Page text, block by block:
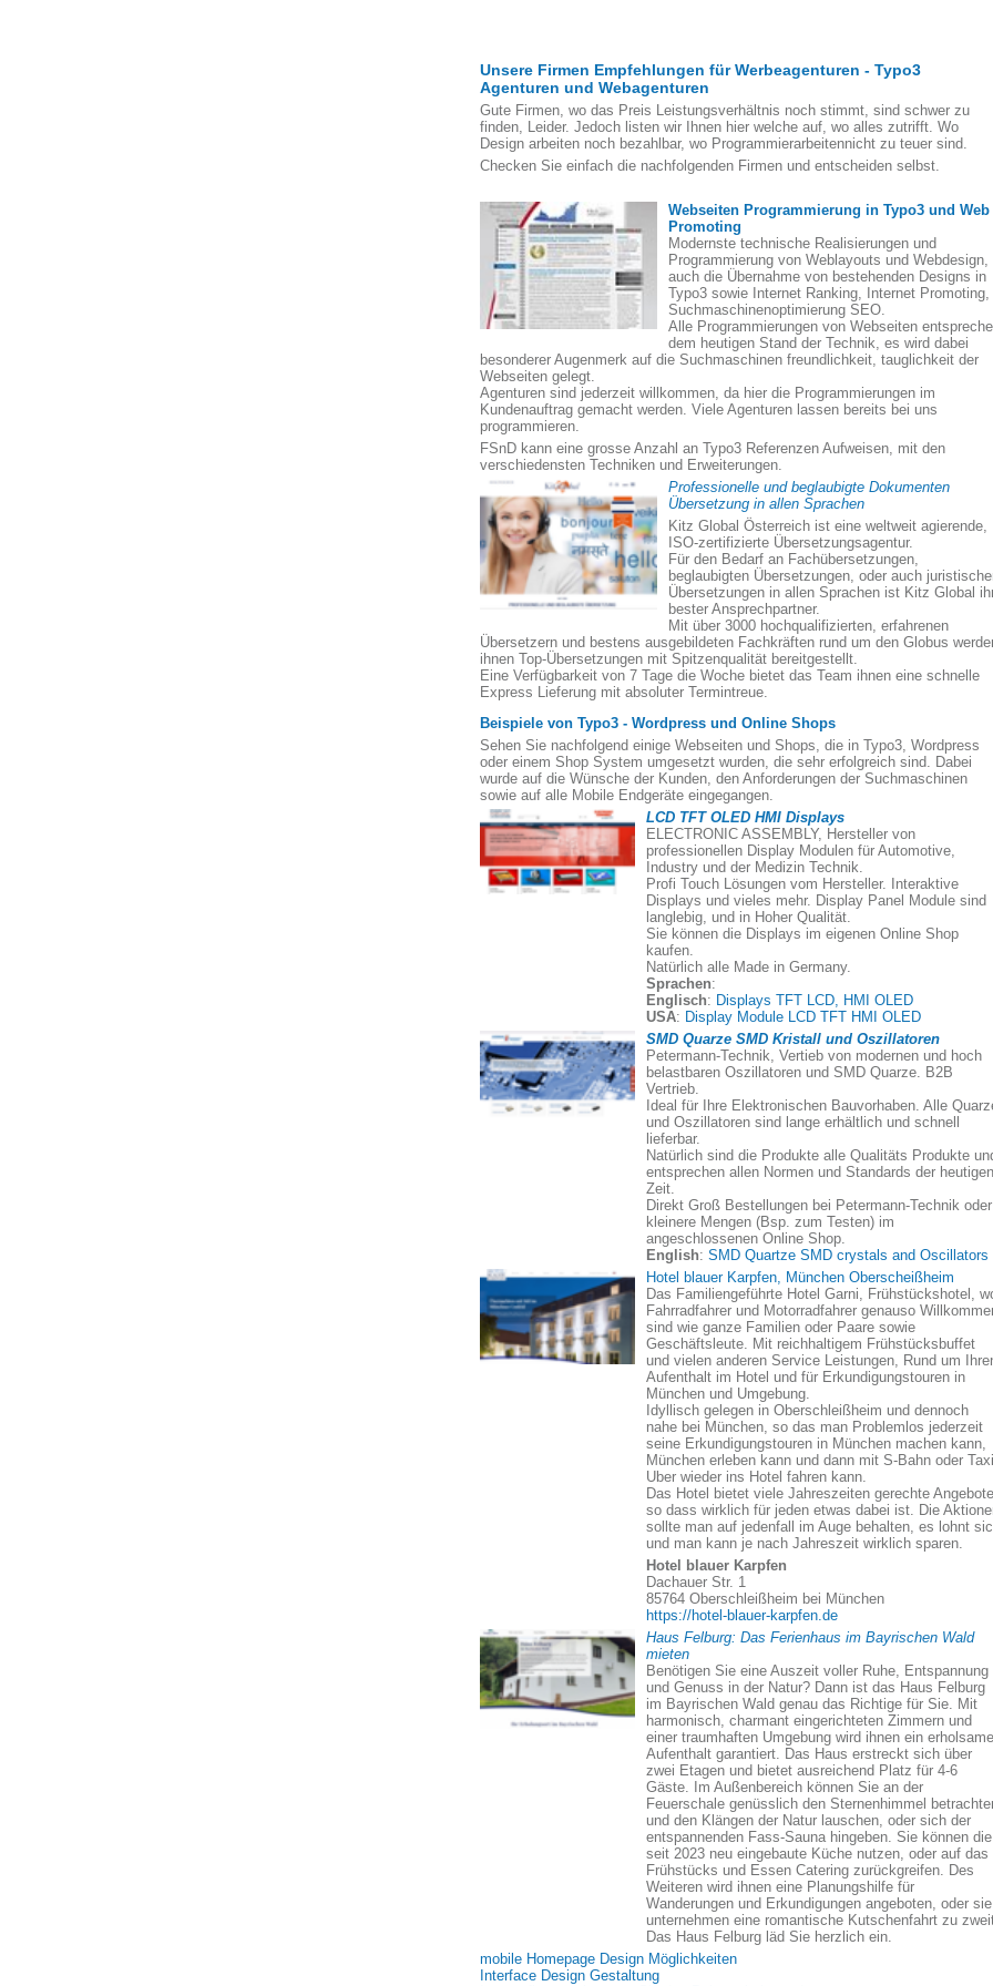
Unsere Firmen Empfehlungen für Werbeagenturen - Typo3
Agenturen und Webagenturen
Gute Firmen, wo das Preis Leistungsverhältnis noch stimmt, sind schwer zu
finden, Leider. Jedoch listen wir Ihnen hier welche auf, wo alles zutrifft. Wo
Design arbeiten noch bezahlbar, wo Programmierarbeitennicht zu teuer sind.
Checken Sie einfach die nachfolgenden Firmen und entscheiden selbst.
Webseiten Programmierung in Typo3 und Web
Promoting
Modernste technische Realisierungen und
Programmierung von Weblayouts und Webdesign,
auch die Übernahme von bestehenden Designs in
Typo3 sowie Internet Ranking, Internet Promoting,
Suchmaschinenoptimierung SEO.
Alle Programmierungen von Webseiten
dem heutigen Stand der Technik, es wird dabei
besonderer Augenmerk auf die Suchmaschinen freundlichkeit, tauglichkeit der
Webseiten gelegt.
Agenturen sind jederzeit willkommen, da hier die Programmierungen im
Kundenauftrag gemacht werden. Viele Agenturen lassen bereits bei uns
programmieren.
FSnD kann eine grosse Anzahl an Typo3 Referenzen Aufweisen, mit den
verschiedensten Techniken und Erweiterungen.
Professionelle und beglaubigte Dokumenten
Übersetzung in allen Sprachen
Kitz Global Österreich ist eine weltweit agierende,
ISO-zertifizierte Übersetzungsagentur.
Für den Bedarf an Fachübersetzungen,
beglaubigten Übersetzungen, oder auch
Übersetzungen in allen Sprachen ist Kitz Global
bester Ansprechpartner.
Mit über 3000 hochqualifizierten, erfahrenen
Übersetzern und bestens ausgebildeten Fachkräften rund um den Globus
ihnen Top-Übersetzungen mit Spitzenqualität bereitgestellt.
Eine Verfügbarkeit von 7 Tage die Woche bietet das Team ihnen eine schnelle
Express Lieferung mit absoluter Termintreue.
Beispiele von Typo3 - Wordpress und Online Shops
Sehen Sie nachfolgend einige Webseiten und Shops, die in Typo3, Wordpress
oder einem Shop System umgesetzt wurden, die sehr erfolgreich sind. Dabei
wurde auf die Wünsche der Kunden, den Anforderungen der Suchmaschinen
sowie auf alle Mobile Endgeräte eingegangen.
LCD TFT OLED HMI Displays
ELECTRONIC ASSEMBLY, Hersteller von
professionellen Display Modulen für Automotive,
Industry und der Medizin Technik.
Profi Touch Lösungen vom Hersteller. Interaktive
Displays und vieles mehr. Display Panel Module sind
langlebig, und in Hoher Qualität.
Sie können die Displays im eigenen Online Shop
kaufen.
Natürlich alle Made in Germany.
Sprachen:
Englisch: Displays TFT LCD, HMI OLED
USA: Display Module LCD TFT HMI OLED
SMD Quarze SMD Kristall und Oszillatoren
Petermann-Technik, Vertieb von modernen und hoch
belastbaren Oszillatoren und SMD Quarze. B2B
Vertrieb.
Ideal für Ihre Elektronischen Bauvorhaben. Alle
und Oszillatoren sind lange erhältlich und schnell
lieferbar.
Natürlich sind die Produkte alle Qualitäts Produkte
entsprechen allen Normen und Standards der heutigen
Zeit.
Direkt Groß Bestellungen bei Petermann-Technik oder
kleinere Mengen (Bsp. zum Testen) im
angeschlossenen Online Shop.
English: SMD Quartze SMD crystals and Oscillators
Hotel blauer Karpfen, München Oberscheißheim
Das Familiengeführte Hotel Garni, Frühstückshotel,
Fahrradfahrer und Motorradfahrer genauso
sind wie ganze Familien oder Paare sowie
Geschäftsleute. Mit reichhaltigem Frühstücksbuffet
und vielen anderen Service Leistungen, Rund um
Aufenthalt im Hotel und für Erkundigungstouren in
München und Umgebung.
Idyllisch gelegen in Oberschleißheim und dennoch
nahe bei München, so das man Problemlos jederzeit
seine Erkundigungstouren in München machen kann,
München erleben kann und dann mit S-Bahn oder
Uber wieder ins Hotel fahren kann.
Das Hotel bietet viele Jahreszeiten gerechte
so dass wirklich für jeden etwas dabei ist. Die
sollte man auf jedenfall im Auge behalten, es lohnt
und man kann je nach Jahreszeit wirklich sparen.
Hotel blauer Karpfen
Dachauer Str. 1
85764 Oberschleißheim bei München
https://hotel-blauer-karpfen.de
Haus Felburg: Das Ferienhaus im Bayrischen Wald
mieten
Benötigen Sie eine Auszeit voller Ruhe, Entspannung
und Genuss in der Natur? Dann ist das Haus Felburg
im Bayrischen Wald genau das Richtige für Sie. Mit
harmonisch, charmant eingerichteten Zimmern und
einer traumhaften Umgebung wird ihnen ein
Aufenthalt garantiert. Das Haus erstreckt sich über
zwei Etagen und bietet ausreichend Platz für 4-6
Gäste. Im Außenbereich können Sie an der
Feuerschale genüsslich den Sternenhimmel
und den Klängen der Natur lauschen, oder sich der
entspannenden Fass-Sauna hingeben. Sie können die
seit 2023 neu eingebaute Küche nutzen, oder auf das
Frühstücks und Essen Catering zurückgreifen. Des
Weiteren wird ihnen eine Planungshilfe für
Wanderungen und Erkundigungen angeboten, oder sie
unternehmen eine romantische Kutschenfahrt zu
Das Haus Felburg läd Sie herzlich ein.
mobile Homepage Design Möglichkeiten
Interface Design Gestaltung